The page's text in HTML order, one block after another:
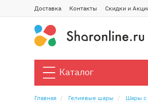
Доставка Контакты Скидки и
Каталог
Главная Гелиевые шары Шары с